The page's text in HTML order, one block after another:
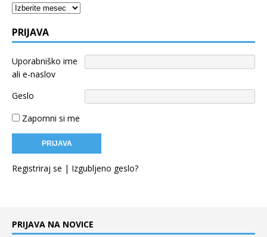
Arhiv
PRIJAVA
Uporabniško ime
ali e-naslov
Geslo
Zapomni si me
Registriraj se | Izgubljeno geslo?
PRIJAVA NA NOVICE